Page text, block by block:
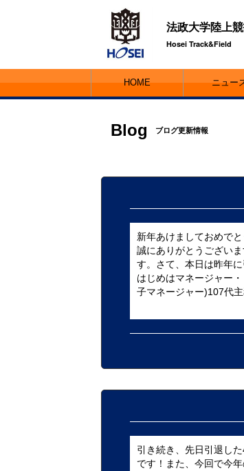
法政大学陸上
Hosei Track&Field
HOME ニュー
Blog ブログ更新情報
新年あけましておめで
誠にありがとうござい
す。さて、本日は昨年
はじめはマネージャー
子マネージャー)107代
引き続き、先日引退し
です！また、今回で今